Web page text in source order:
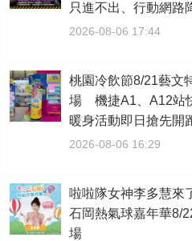
只進不出、行動網路
2026-08-06 17:44
桃園冷飲節8/21藝文
場 機捷A1、A12站
暖身活動即日搶先開
2026-08-06 16:29
啦啦隊女神李多慧
石岡熱氣球嘉年華8/
場